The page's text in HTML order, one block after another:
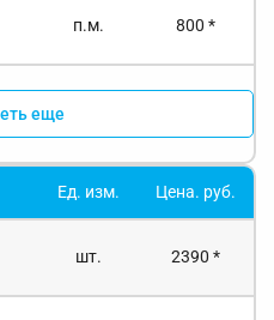
п.м. 800 *
еще
Ед. изм. Цена. руб.
шт. 2390 *